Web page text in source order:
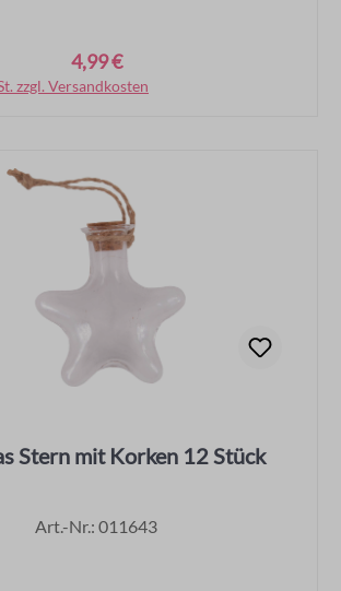
4,99 €
zzgl. Versandkosten
In den Warenkorb
Stern mit Korken 12 Stück
Art.-Nr.: 011643